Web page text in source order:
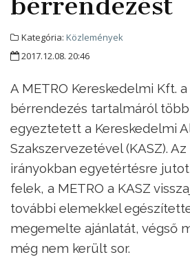
Kategória: Közlemények
2017.12.08. 20:46
A METRO Kereskedelmi Kft. a
bérrendezés tartalmáról
egyeztetett a Kereskedelmi
Szakszervezetével (KASZ).
irányokban egyetértésre
felek, a METRO a KASZ
további elemekkel
megemelte ajánlatát, végső
még nem került sor.